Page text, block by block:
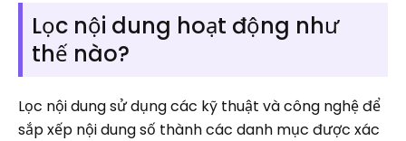
Lọc nội dung hoạt động như
thế nào?
Lọc nội dung sử dụng các kỹ thuật và công nghệ để
sắp xếp nội dung số thành các danh mục được xác